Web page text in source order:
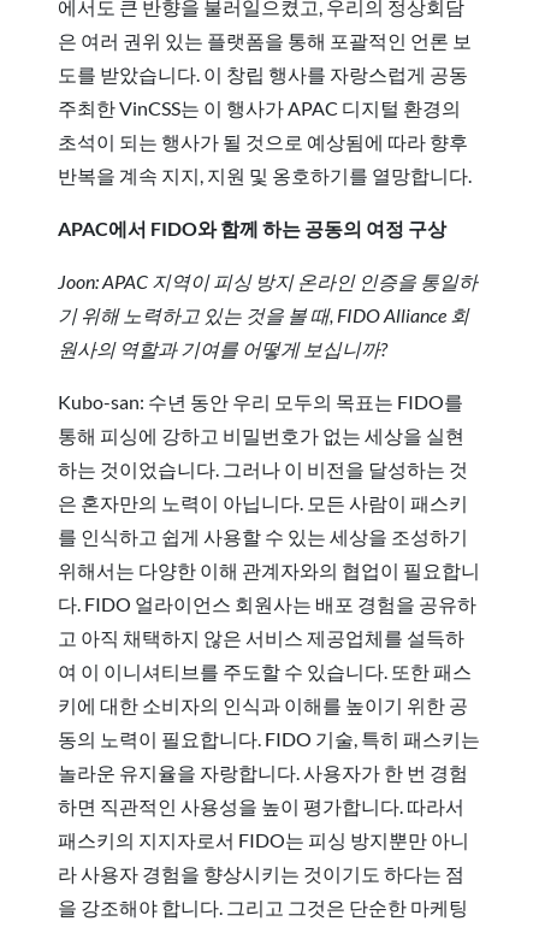
에서도 큰 반향을 불러일으켰고, 우리의 정상회담
은 여러 권위 있는 플랫폼을 통해 포괄적인 언론 보
도를 받았습니다. 이 창립 행사를 자랑스럽게 공동
주최한 VinCSS는 이 행사가 APAC 디지털 환경의
초석이 되는 행사가 될 것으로 예상됨에 따라 향후
반복을 계속 지지, 지원 및 옹호하기를 열망합니다.
APAC에서 FIDO와 함께 하는 공동의 여정 구상
Joon: APAC 지역이 피싱 방지 온라인 인증을 통일하
기 위해 노력하고 있는 것을 볼 때, FIDO Alliance 회
원사의 역할과 기여를 어떻게 보십니까?
Kubo-san: 수년 동안 우리 모두의 목표는 FIDO를
통해 피싱에 강하고 비밀번호가 없는 세상을 실현
하는 것이었습니다. 그러나 이 비전을 달성하는 것
은 혼자만의 노력이 아닙니다. 모든 사람이 패스키
를 인식하고 쉽게 사용할 수 있는 세상을 조성하기
위해서는 다양한 이해 관계자와의 협업이 필요합니
다. FIDO 얼라이언스 회원사는 배포 경험을 공유하
고 아직 채택하지 않은 서비스 제공업체를 설득하
여 이 이니셔티브를 주도할 수 있습니다. 또한 패스
키에 대한 소비자의 인식과 이해를 높이기 위한 공
동의 노력이 필요합니다. FIDO 기술, 특히 패스키는
놀라운 유지율을 자랑합니다. 사용자가 한 번 경험
하면 직관적인 사용성을 높이 평가합니다. 따라서
패스키의 지지자로서 FIDO는 피싱 방지뿐만 아니
라 사용자 경험을 향상시키는 것이기도 하다는 점
을 강조해야 합니다. 그리고 그것은 단순한 마케팅